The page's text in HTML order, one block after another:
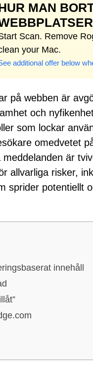
MAN
Scan. Remove
your Mac.
additional offer below
på webben är
och
som lockar
omedvetet
är
allvarliga risker,
sprider potentiellt
innehåll